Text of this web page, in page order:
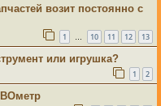
возит постоянно с
1 … 10 11 12 13
или игрушка?
1 2